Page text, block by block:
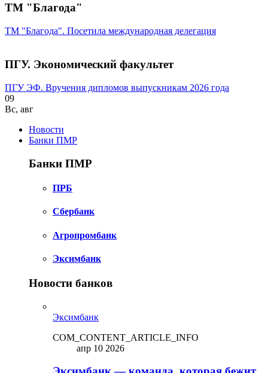
ТМ "Благода"
ТМ "Благода". Посетила международная делегация
ПГУ. Экономический факультет
ПГУ ЭФ. Вручения дипломов выпускникам 2026 года
09
Вс, авг
Новости
Банки ПМР
Банки ПМР
ПРБ
Сбербанк
Агропромбанк
Эксимбанк
Новости банков
Эксимбанк
COM_CONTENT_ARTICLE_INFO
апр 10 2026